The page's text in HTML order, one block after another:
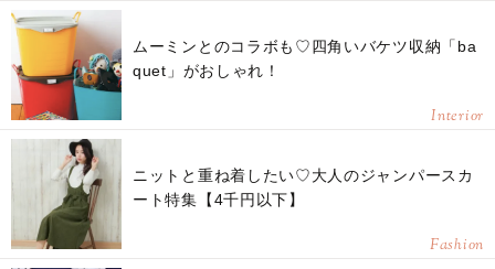
ムーミンとのコラボも♡四角いバケツ収納「ba
quet」がおしゃれ！
Interior
ニットと重ね着したい♡大人のジャンパースカ
ート特集【4千円以下】
Fashion